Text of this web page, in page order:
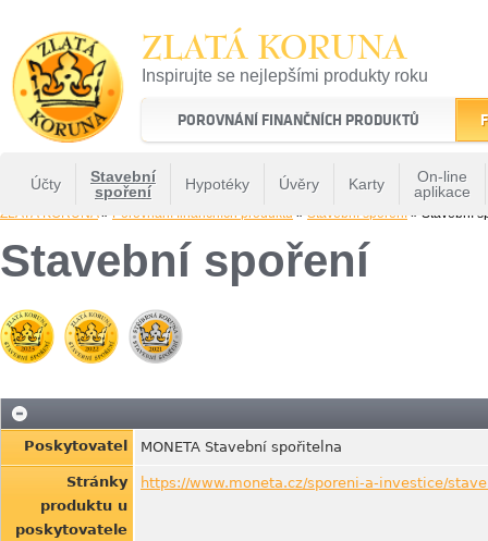
ZLATÁ KORUNA
Inspirujte se nejlepšími produkty roku
22 let tradice a kvality na finančním trhu
POROVNÁNÍ FINANČNÍCH PRODUKTŮ
Účty
Stavební
spoření
Hypotéky Úvěry Karty
On-line
aplikace
ZLATÁ KORUNA» Porovnání finančních produktů » Stavební spoření » Stavební
Stavební spoření
Poskytovatel MONETA Stavební spořitelna
Stránky
produktu u
poskytovatele
https://www.moneta.cz/sporeni-a-investice/